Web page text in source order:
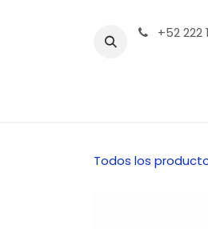
+52 222
Todos los